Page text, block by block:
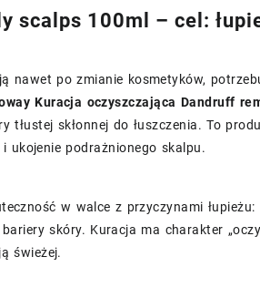
scalps 100ml – cel:
nawet po zmianie kosmetyków,
Kuracja oczyszczająca Dandruff
tłustej skłonnej do łuszczenia. To
ukojenie podrażnionego skalpu.
w walce z przyczynami łupieżu:
skóry. Kuracja ma charakter
świeżej.